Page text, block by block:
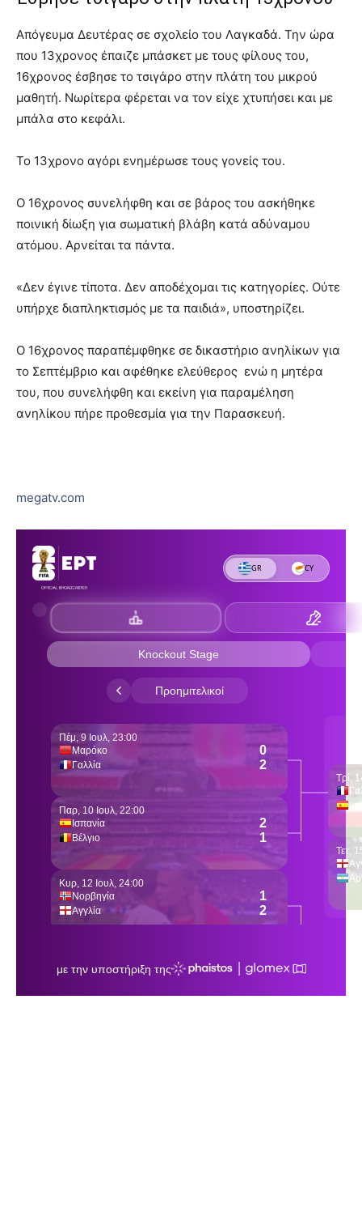
Απόγευμα Δευτέρας σε σχολείο του Λαγκαδά. Την ώρα
που 13χρονος έπαιζε μπάσκετ με τους φίλους του,
16χρονος έσβησε το τσιγάρο στην πλάτη του μικρού
μαθητή. Νωρίτερα φέρεται να τον είχε χτυπήσει και με
μπάλα στο κεφάλι.
Το 13χρονο αγόρι ενημέρωσε τους γονείς του.
Ο 16χρονος συνελήφθη και σε βάρος του ασκήθηκε
ποινική δίωξη για σωματική βλάβη κατά αδύναμου
ατόμου. Αρνείται τα πάντα.
«Δεν έγινε τίποτα. Δεν αποδέχομαι τις κατηγορίες. Ούτε
υπήρχε διαπληκτισμός με τα παιδιά», υποστηρίζει.
Ο 16χρονος παραπέμφθηκε σε δικαστήριο ανηλίκων για
το Σεπτέμβριο και αφέθηκε ελεύθερος ενώ η μητέρα
του, που συνελήφθη και εκείνη για παραμέληση
ανηλίκου πήρε προθεσμία για την Παρασκευή.
megatv.com